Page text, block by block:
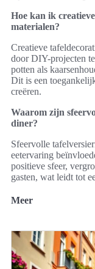
Hoe kan ik
materialen?
Creatieve
door DIY-projecten
potten als
Dit is een
creëren.
Waarom zijn
diner?
Sfeervolle
eetervaring
positieve sfeer,
gasten, wat leidt tot
Meer